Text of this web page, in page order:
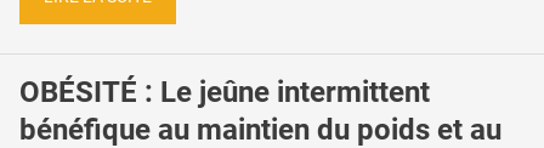
OBÉSITÉ : Le jeûne intermittent
bénéfique au maintien du poids et au